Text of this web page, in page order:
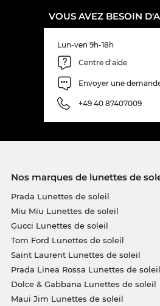
VOUS AVEZ BESOIN
Lun-ven 9h-18h
Centre d'aide
Envoyer une
+49 40 87407009
Nos marques de lunettes de
Prada Lunettes de soleil
Miu Miu Lunettes de soleil
Gucci Lunettes de soleil
Tom Ford Lunettes de soleil
Saint Laurent Lunettes de soleil
Prada Linea Rossa Lunettes de soleil
Dolce & Gabbana Lunettes de soleil
Maui Jim Lunettes de soleil